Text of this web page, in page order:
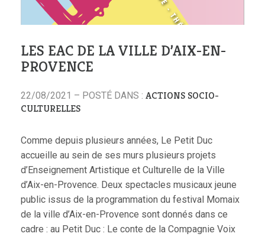
LES EAC DE LA VILLE D’AIX-EN-
PROVENCE
22/08/2021 – POSTÉ DANS : ACTIONS SOCIO-
CULTURELLES
Comme depuis plusieurs années, Le Petit Duc
accueille au sein de ses murs plusieurs projets
d’Enseignement Artistique et Culturelle de la Ville
d’Aix-en-Provence. Deux spectacles musicaux jeune
public issus de la programmation du festival Momaix
de la ville d’Aix-en-Provence sont donnés dans ce
cadre : au Petit Duc : Le conte de la Compagnie Voix